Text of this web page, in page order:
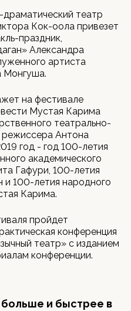
театр
Кок-оола привезет
праздник,
Александра
артиста
Монгуша.
на фестивале
Мустая Карима
театрально-
режиссера Антона
год - год 100-летия
академического
Гафури, 100-летия
и 100-летия народного
Карима.
пройдет
конференция
театр» с изданием
конференции.
и быстрее в